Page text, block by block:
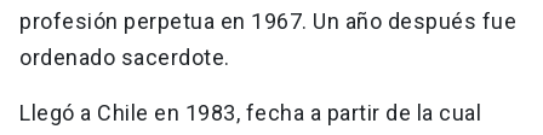
profesión perpetua en 1967. Un año después fue
ordenado sacerdote.
Llegó a Chile en 1983, fecha a partir de la cual